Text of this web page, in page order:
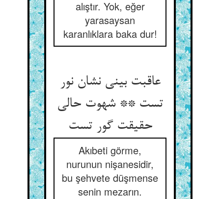
alıştır. Yok, eğer
yarasaysan
karanlıklara baka dur!
عاقبت بینی نشان نور
تست ** شهوت حالی
حقیقت گور تست‏
Akıbeti görme,
nurunun nişanesidir,
bu şehvete düşmense
senin mezarın.